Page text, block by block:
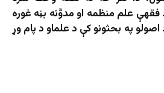
علم منظمه او مدوَّنه بڼه غوره
اصولو په بحثونو کې د علماو د پام وړ